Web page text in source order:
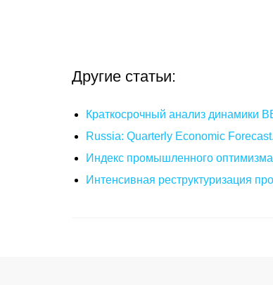
Другие статьи:
Краткосрочный анализ динамики
Russia: Quarterly Economic
Индекс промышленного
Интенсивная реструктуризация